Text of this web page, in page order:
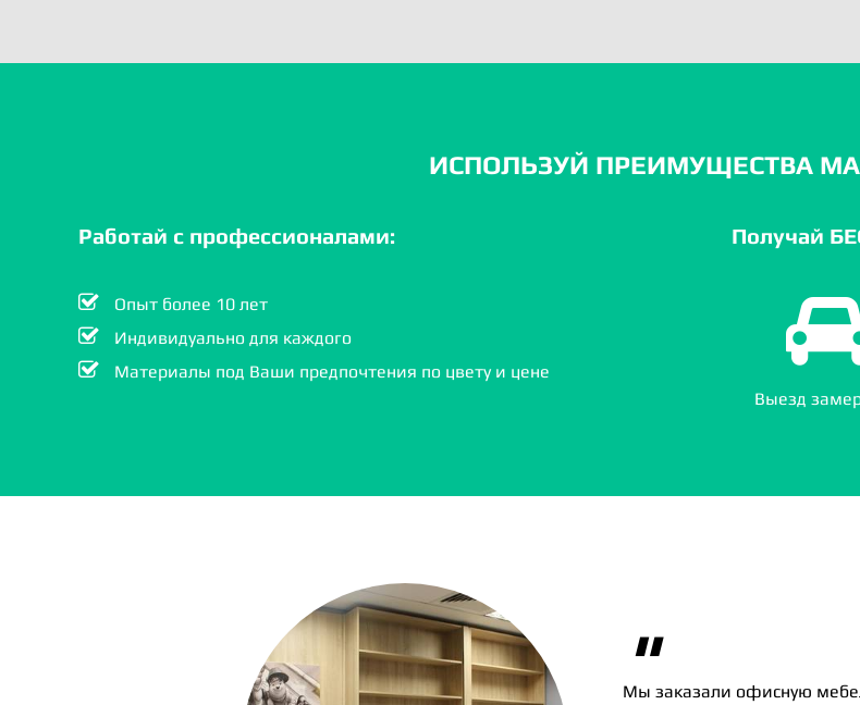
ИСПОЛЬЗУЙ ПРЕИМУЩЕСТВА
Работай с профессионалами:
Опыт более 10 лет
Индивидуально для каждого
Материалы под Ваши предпочтения по цвету и цене
Получай
Выезд
"
Мы заказали офисную